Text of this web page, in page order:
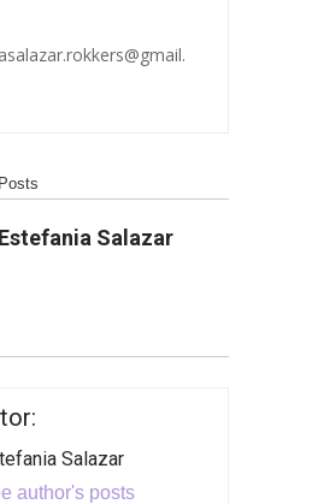
Estefania Salazar
Salazar
author's posts